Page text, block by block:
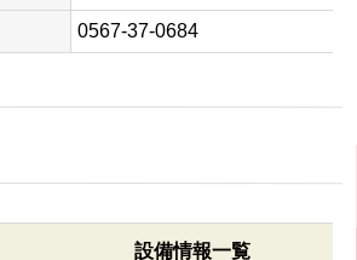
0567-37-0684
設備情報一覧